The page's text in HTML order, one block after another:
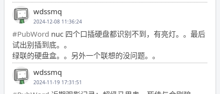
wdssmq
2024-12-08 11:36:24
#PubWord nuc 四个口插硬盘都识别不到，有亮灯。。最后
试出别插到底。。
绿联的硬盘盒。。另外一个联想的没问题。。
wdssmq
2024-11-19 17:31:51